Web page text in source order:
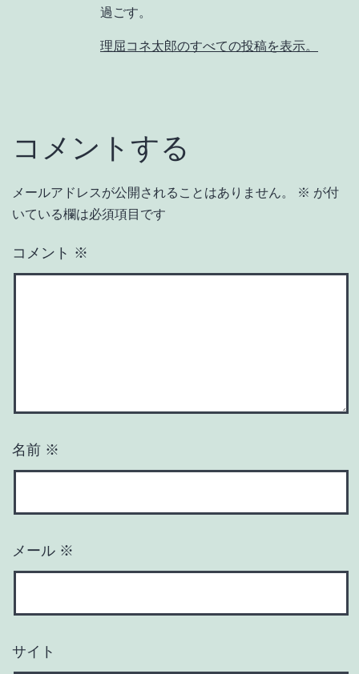
過ごす。
理屈コネ太郎のすべての投稿を表示。
コメントする
メールアドレスが公開されることはありません。 ※ が付
いている欄は必須項目です
コメント ※
名前 ※
メール ※
サイト